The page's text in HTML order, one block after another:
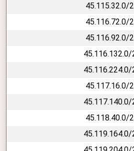
45.115.32.0/
45.116.72.0/
45.116.92.0/
45.116.132.0/
45.116.224.0/
45.117.16.0/
45.117.140.0/
45.118.40.0/
45.119.164.0/